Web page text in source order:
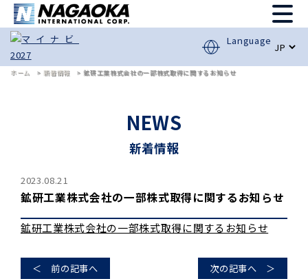
Language
ホーム 新着情報 鉱研工業株式会社の一部株式取得に関するお知らせ
NEWS
新着情報
2023.08.21
鉱研工業株式会社の一部株式取得に関するお知らせ
鉱研工業株式会社の一部株式取得に関するお知らせ
＜ 前の記事へ 次の記事へ ＞